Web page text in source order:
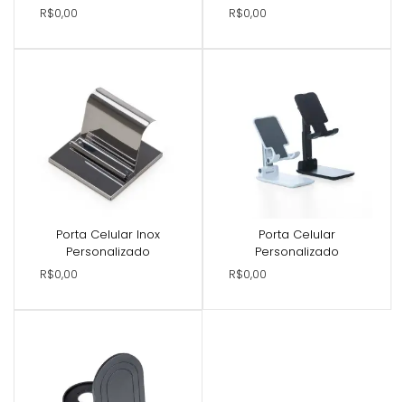
R$0,00
R$0,00
Porta Celular Inox
Personalizado
R$0,00
Porta Celular
Personalizado
R$0,00